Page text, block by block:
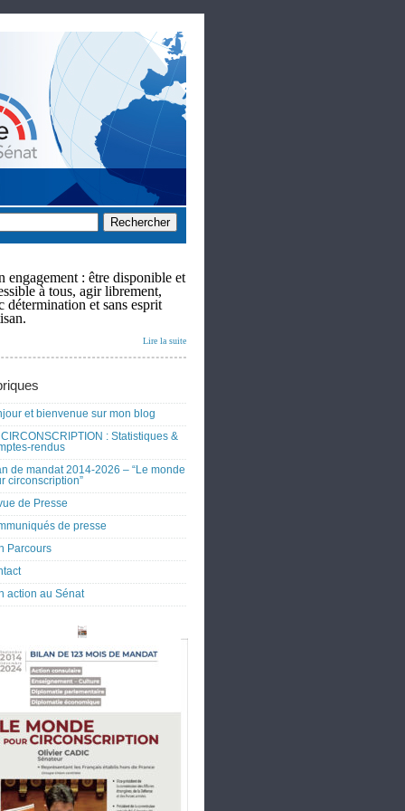
engagement : être disponible et
à tous, agir librement,
détermination et sans esprit
Lire la suite
et bienvenue sur mon blog
: Statistiques &
rendus
de mandat 2014-2026 – “Le monde
circonscription”
de Presse
de presse
Parcours
action au Sénat